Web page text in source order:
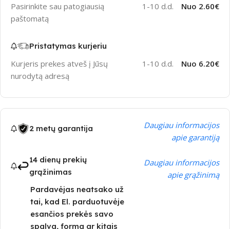
Pasirinkite sau patogiausią
paštomatą
1-10 d.d. Nuo 2.60€
Pristatymas kurjeriu
Kurjeris prekes atveš į Jūsų
nurodytą adresą
1-10 d.d. Nuo 6.20€
2 metų garantija
Daugiau informacijos
apie garantiją
14 dienų prekių
grąžinimas
Daugiau informacijos
apie grąžinimą
Pardavėjas neatsako už
tai, kad El. parduotuvėje
esančios prekės savo
spalva, forma ar kitais